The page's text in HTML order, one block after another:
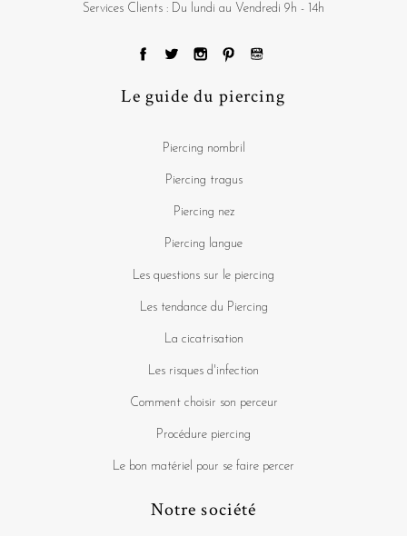
Services Clients : Du lundi au Vendredi 9h - 14h
Le guide du piercing
Piercing nombril
Piercing tragus
Piercing nez
Piercing langue
Les questions sur le piercing
Les tendance du Piercing
La cicatrisation
Les risques d'infection
Comment choisir son perceur
Procédure piercing
Le bon matériel pour se faire percer
Notre société